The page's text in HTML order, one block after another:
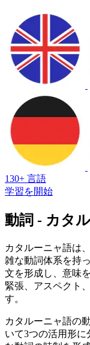
130+ 言語
学習を開始
動詞 - カタ
カタルーニャ語は
雑な動詞体系を持
文を形成し、意味
緊張、アスペクト
す。
カタルーニャ語の
いて3つの活用形に